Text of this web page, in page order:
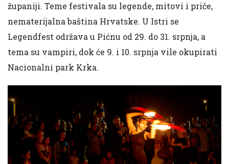
županiji. Teme festivala su legende, mitovi i priče,
nematerijalna baština Hrvatske. U Istri se
Legendfest održava u Pićnu od 29. do 31. srpnja, a
tema su vampiri, dok će 9. i 10. srpnja vile okupirati
Nacionalni park Krka.